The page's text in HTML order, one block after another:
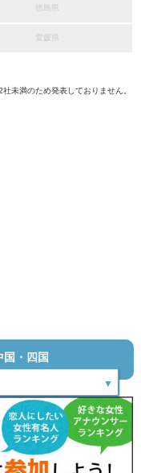
徳島県
愛媛県
未満のため発表しておりません。
・四国